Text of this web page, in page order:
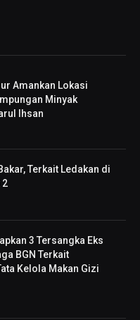
Amankan Lokasi
Minyak
Ihsan
Terkait Ledakan di
2
3 Tersangka Eks
BGN Terkait
Kelola Makan Gizi